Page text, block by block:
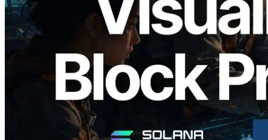
Analyzer — 以 slot 为单位可视化区块生
成时间与对应验证者